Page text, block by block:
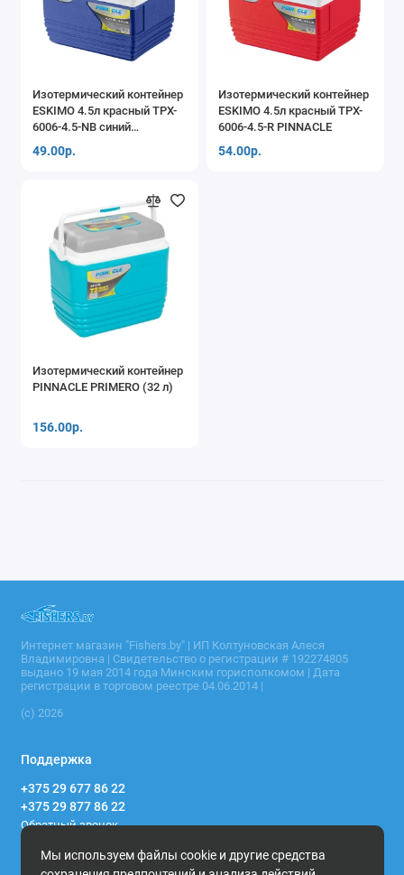
Изотермический контейнер
ESKIMO 4.5л красный TPX-
6006-4.5-NB синий
49.00р.
Изотермический контейнер
ESKIMO 4.5л красный TPX-
6006-4.5-R PINNACLE
54.00р.
Изотермический контейнер
PINNACLE PRIMERO (32 л)
156.00р.
Мы используем файлы cookie и другие средства
Интернет магазин "Fishers.by" | ИП Колтуновская Алеся
Владимировна | Свидетельство о регистрации # 192274805
выдано 19 мая 2014 года Минским горисполкомом | Дата
регистрации в торговом реестре 04.06.2014 |
(c) 2026
Поддержка
+375 29 677 86 22
+375 29 877 86 22
Обратный звонок
Режим работы